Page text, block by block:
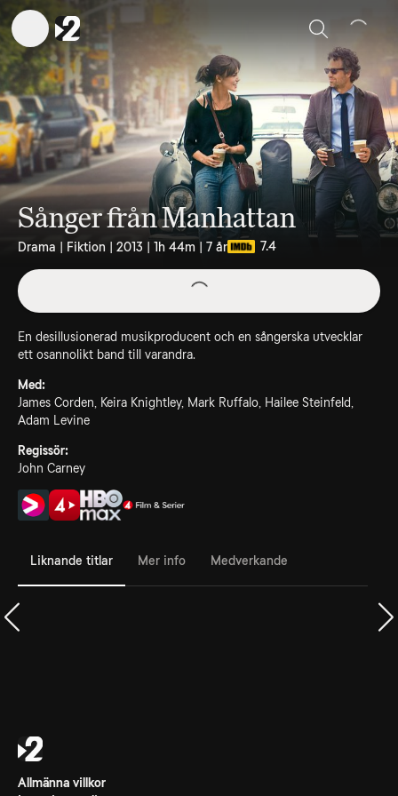
Sök
Sånger från Manhattan
Drama | Fiktion | 2013 | 1h 44m | 7 år 7.4
En desillusionerad musikproducent och en sångerska utvecklar
ett osannolikt band till varandra.
Med:
James Corden, Keira Knightley, Mark Ruffalo, Hailee Steinfeld,
Adam Levine
Regissör:
John Carney
Liknande titlar Mer info Medverkande
Allmänna villkor